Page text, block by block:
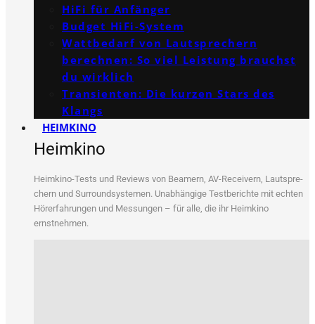
HiFi für Anfänger
Budget HiFi-System
Wattbedarf von Lautsprechern
berechnen: So viel Leistung brauchst
du wirklich
Transienten: Die kurzen Stars des
Klangs
HEIMKINO
Heimkino
Heim­ki­no-Tests und Reviews von Bea­mern, AV-Recei­vern, Laut­spre­
chern und Sur­round­sys­te­men. Unab­hän­gi­ge Test­be­rich­te mit ech­ten
Hör­erfah­run­gen und Mes­sun­gen – für alle, die ihr Heim­ki­no
ernstnehmen.